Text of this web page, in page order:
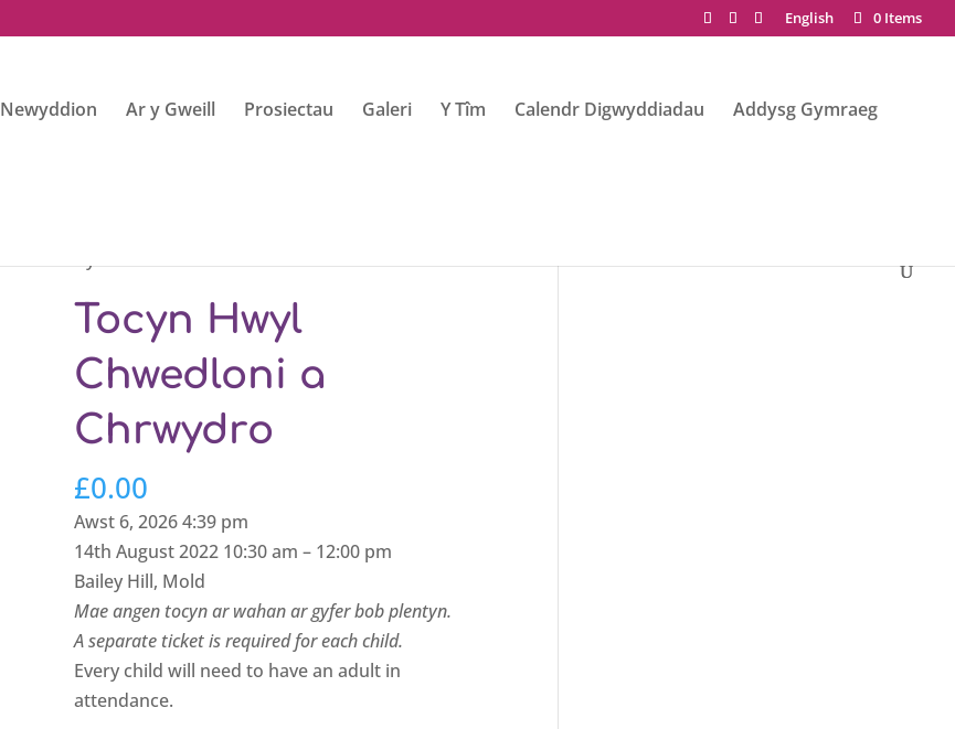
English 0 Items
Newyddion Ar y Gweill Prosiectau Galeri Y Tîm Calendr Digwyddiadau Addysg Gymraeg
Tocyn Hwyl
Chwedloni a
Chrwydro
£0.00
Awst 6, 2026 4:39 pm
14th August 2022 10:30 am – 12:00 pm
Bailey Hill, Mold
Mae angen tocyn ar wahan ar gyfer bob plentyn.
A separate ticket is required for each child.
Every child will need to have an adult in
attendance.